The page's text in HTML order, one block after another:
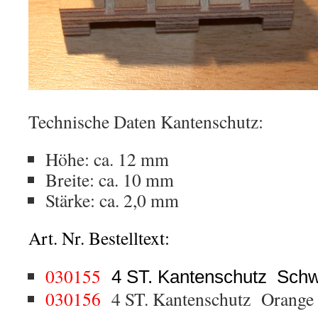
Technische Daten Kantenschutz:
Höhe: ca. 12 mm
Breite: ca. 10 mm
Stärke: ca. 2,0 mm
Art. Nr. Bestelltext:
030155
4 ST. Kantenschutz
030156 4 ST. Kantenschutz Orange